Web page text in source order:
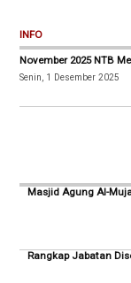
INFO
November 2025 NTB
Senin, 1 Desember 2025
Masjid Agung Al-
Rangkap Jabatan